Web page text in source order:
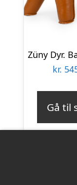
kr.
Gå til